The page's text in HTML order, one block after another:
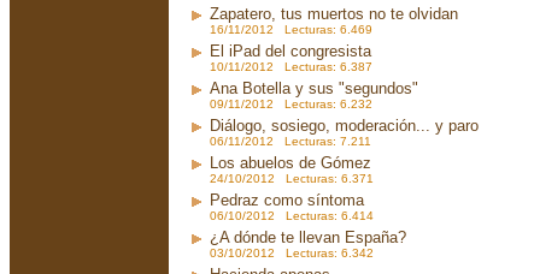
Zapatero, tus muertos no te olvidan
16/11/2012 Lecturas: 6.469
El iPad del congresista
10/11/2012 Lecturas: 6.387
Ana Botella y sus "segundos"
09/11/2012 Lecturas: 6.232
Diálogo, sosiego, moderación... y paro
06/11/2012 Lecturas: 7.211
Los abuelos de Gómez
24/10/2012 Lecturas: 6.371
Pedraz como síntoma
06/10/2012 Lecturas: 6.414
¿A dónde te llevan España?
03/10/2012 Lecturas: 6.342